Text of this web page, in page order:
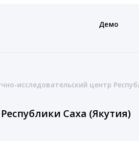
Демо
исследовательский центр
Саха (Якутия)